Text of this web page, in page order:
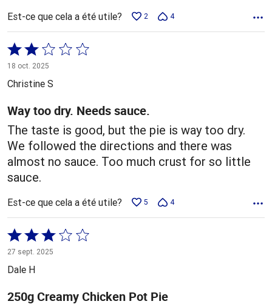
Est-ce que cela a été utile? 2 4
Coté
2 sur
5
18 oct. 2025
Christine S
Way too dry. Needs sauce.
The taste is good, but the pie is way too dry.
We followed the directions and there was
almost no sauce. Too much crust for so little
sauce.
Est-ce que cela a été utile? 5 4
Coté
3 sur
5
27 sept. 2025
Dale H
250g Creamy Chicken Pot Pie